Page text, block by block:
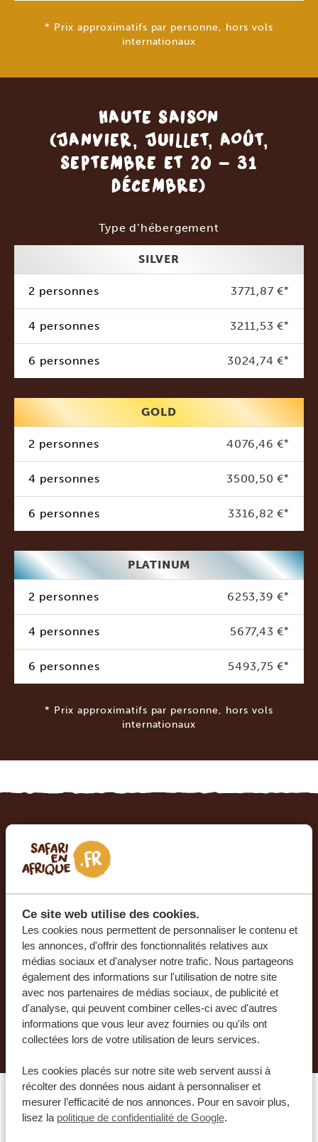
Ce site web utilise des cookies.
Les cookies nous permettent de personnaliser le contenu et
les annonces, d'offrir des fonctionnalités relatives aux
médias sociaux et d'analyser notre trafic. Nous partageons
également des informations sur l'utilisation de notre site
avec nos partenaires de médias sociaux, de publicité et
d'analyse, qui peuvent combiner celles-ci avec d'autres
informations que vous leur avez fournies ou qu'ils ont
collectées lors de votre utilisation de leurs services.
Les cookies placés sur notre site web servent aussi à
récolter des données nous aidant à personnaliser et
mesurer l’efficacité de nos annonces. Pour en savoir plus,
lisez la politique de confidentialité de Google.
* Prix approximatifs par personne, hors vols
internationaux
HAUTE SAISON
(JANVIER, JUILLET, AOÛT,
SEPTEMBRE ET 20 - 31
DÉCEMBRE)
Type d’hébergement
SILVER
2 personnes 3771,87 €*
4 personnes 3211,53 €*
6 personnes 3024,74 €*
GOLD
2 personnes 4076,46 €*
4 personnes 3500,50 €*
6 personnes 3316,82 €*
PLATINUM
2 personnes 6253,39 €*
4 personnes 5677,43 €*
6 personnes 5493,75 €*
* Prix approximatifs par personne, hors vols
internationaux
AVEC SAFARI EN AFRIQUE.
nous organisons sont privés et composés sur
mesure, afin de vous faire passer un séjour
unique et inoubliable. Nos experts vous aideront
à organiser le plus beau voyage de votre vie.
DEMANDER UN DEVIS POUR CE VOYAGE
Quel hébergement vous